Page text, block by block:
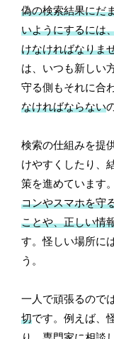
偽の検索結果にだ
いようにするには
けなければなりま
は、いつも新しい
守る側もそれに合
なければならない
検索の仕組みを提
けやすくしたり、
策を進めています
コンやスマホを守
ことや、正しい情
す。怪しい場所に
う。
一人で頑張るので
切です。例えば、